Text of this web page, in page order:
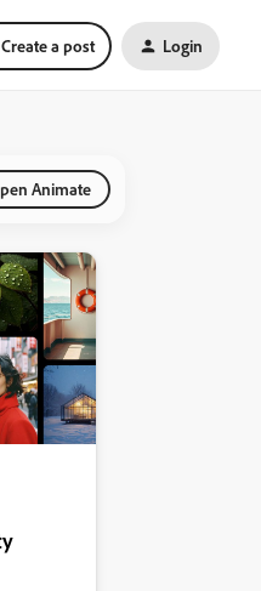
Create a post Login
Animate